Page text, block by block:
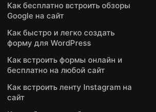
Как бесплатно встроить обзоры
Google на сайт
Как быстро и легко создать
форму для WordPress
Как встроить формы онлайн и
бесплатно на любой сайт
Как встроить ленту Instagram на
сайт